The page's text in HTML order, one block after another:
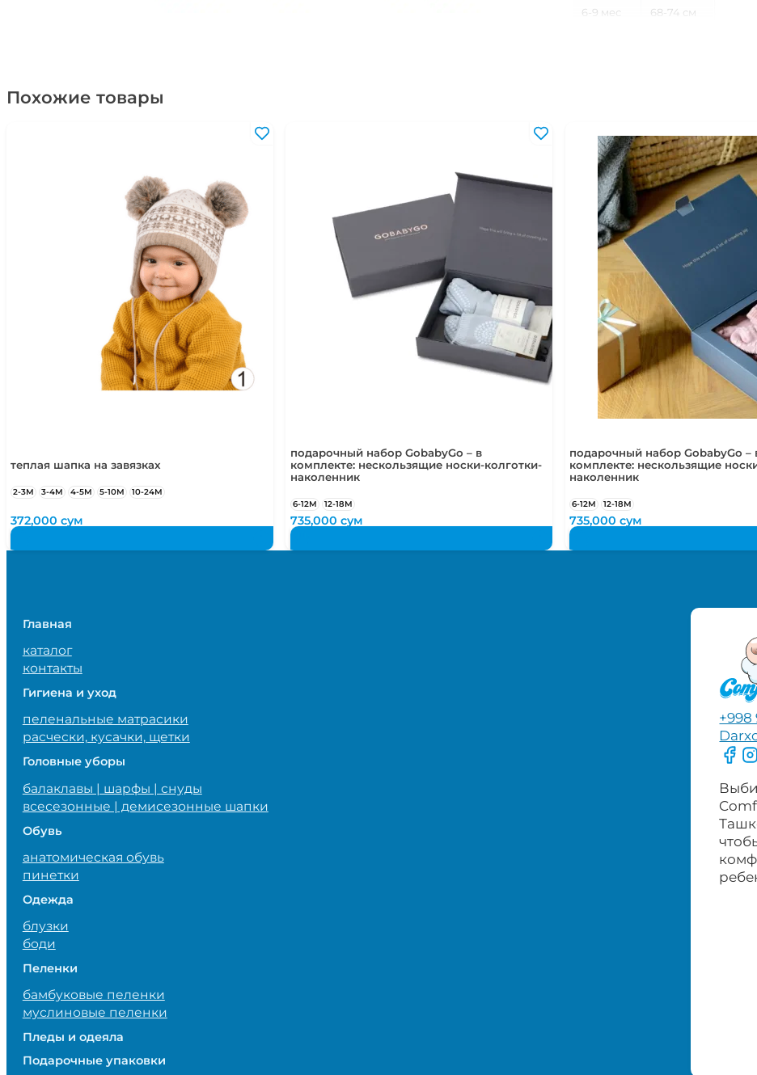
6-9 мес 68-74 см
3-4 года 98-104 см
4-5 лет 104-110 см
5-6 лет 110-116 см
Похожие товары
теплая шапка на завязках
2-3М 3-4М 4-5М 5-10М 10-24М
372,000сум
подарочный набор GobabyGo – в
комплекте: нескользящие носки-колготки-
наколенник
6-12М 12-18М
735,000 сум
подарочный набор GobabyGo –
комплекте: нескользящие
наколенник
6-12М 12-18М
735,000сум
Главная
каталог
контакты
Гигиена и уход
пеленальные матрасики
расчески, кусачки, щетки
Головные уборы
балаклавы | шарфы | снуды
всесезонные | демисезонные шапки
Обувь
анатомическая обувь
пинетки
Одежда
блузки
боди
Пеленки
бамбуковые пеленки
муслиновые пеленки
Пледы и одеяла
Подарочные упаковки
+998